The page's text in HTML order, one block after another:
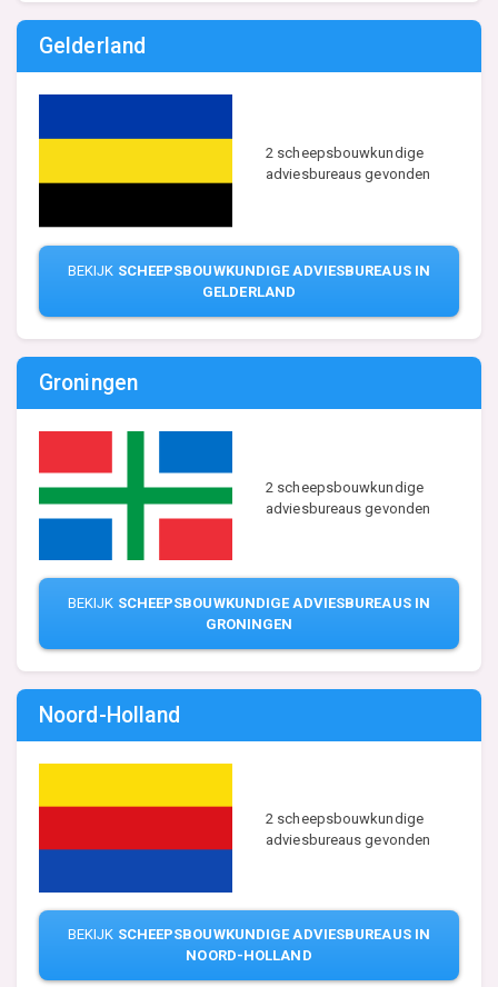
Gelderland
2 scheepsbouwkundige
adviesbureaus gevonden
BEKIJK SCHEEPSBOUWKUNDIGE ADVIESBUREAUS IN
GELDERLAND
Groningen
2 scheepsbouwkundige
adviesbureaus gevonden
BEKIJK SCHEEPSBOUWKUNDIGE ADVIESBUREAUS IN
GRONINGEN
Noord-Holland
2 scheepsbouwkundige
adviesbureaus gevonden
BEKIJK SCHEEPSBOUWKUNDIGE ADVIESBUREAUS IN
NOORD-HOLLAND